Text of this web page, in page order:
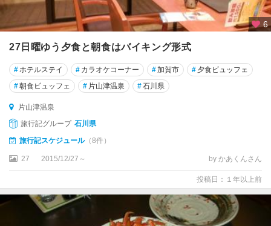
6
27日曜ゆう夕食と朝食はバイキング形式
# ホテルステイ # カラオケコーナー #加賀市 # 夕食ビュッフェ
#朝食ビュッフェ # 片山津温泉 #石川県
片山津温泉
旅行記グループ 石川県
旅行記スケジュール（8件）
27 2015/12/27～ by かあくんさん
投稿日：１年以上前